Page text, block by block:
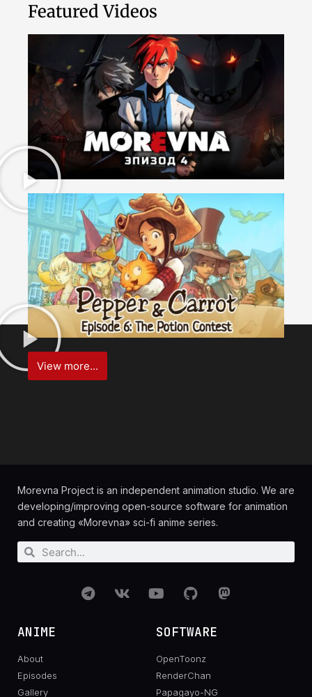
Featured Videos
View more...
Morevna Project is an independent animation studio. We are
developing/improving open-source software for animation
and creating «Morevna» sci-fi anime series.
ANIME
About
Episodes
Gallery
SOFTWARE
OpenToonz
RenderChan
Papagayo-NG